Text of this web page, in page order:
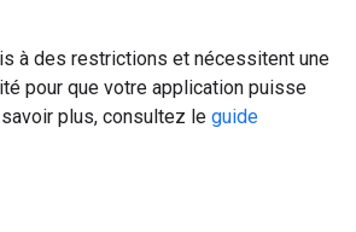
à des restrictions et nécessitent une
pour que votre application puisse
plus, consultez le guide